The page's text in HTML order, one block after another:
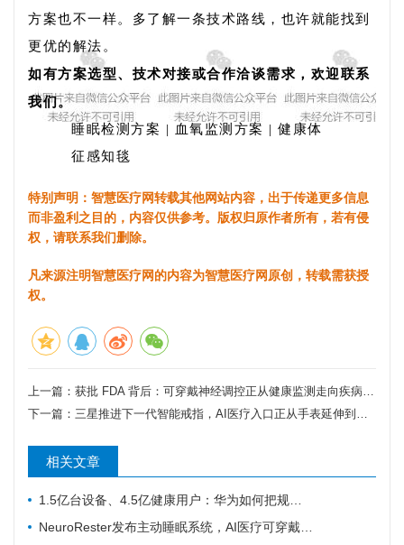
方案也不一样。多了解一条技术路线，也许就能找到
更优的解法。
如有方案选型、技术对接或合作洽谈需求，欢迎联系
我们。
睡眠检测方案 | 血氧监测方案 | 健康体
征感知毯
特别声明：智慧医疗网转载其他网站内容，出于传递更多信息
而非盈利之目的，内容仅供参考。版权归原作者所有，若有侵
权，请联系我们删除。
凡来源注明智慧医疗网的内容为智慧医疗网原创，转载需获授
权。
上一篇： 获批 FDA 背后：可穿戴神经调控正从健康监测走向疾病干预
下一篇： 三星推进下一代智能戒指，AI医疗入口正从手表延伸到手指
相关文章
1.5亿台设备、4.5亿健康用户：华为如何把规模变成数据
NeuroRester发布主动睡眠系统，AI医疗可穿戴从记录走向反馈